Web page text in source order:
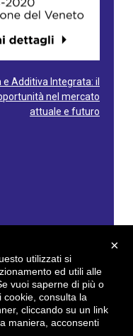
e Additiva Integrata: il
nel mercato
attuale e futuro
- Italy
×
utilizzati si
ed utili alle
vuoi saperne di più o
cookie, consulta la
cliccando su un link
maniera, acconsenti